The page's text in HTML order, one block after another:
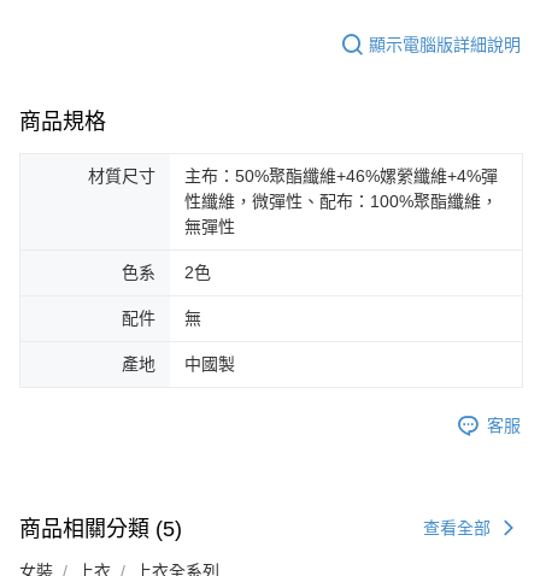
顯示電腦版詳細說明
商品規格
材質尺寸
主布：50%聚酯纖維+46%嫘縈纖維+4%彈
性纖維，微彈性、配布：100%聚酯纖維，
無彈性
色系 2色
配件 無
產地 中國製
客服
商品相關分類 (5) 查看全部
女裝 上衣 上衣全系列